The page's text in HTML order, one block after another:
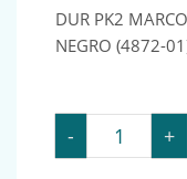
DUR PK2
NEGRO (4872-
- DUR PK2+